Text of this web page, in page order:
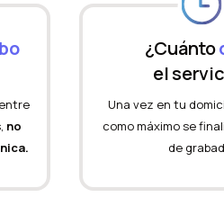
no
¿Cuánto
el
Una vez en tu
como máximo se
de